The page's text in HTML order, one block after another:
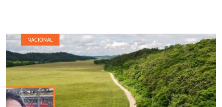
NACIONAL